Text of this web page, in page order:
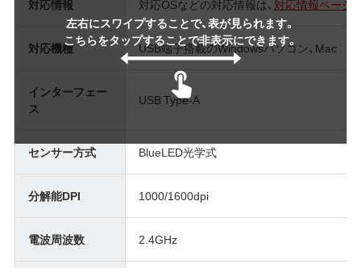
左右にスワイプすることで、表が見られます。
こちらをタップすることで非表示にできます。
対応情報 対応OSなどの対応情報は、 対応情報ページ
対応機種 USB端子搭載のWindowsパソコン、Mac
インターフェー
ス
USB Type-A
センサー方式 BlueLED光学式
分解能DPI 1000/1600dpi
電波周波数 2.4GHz